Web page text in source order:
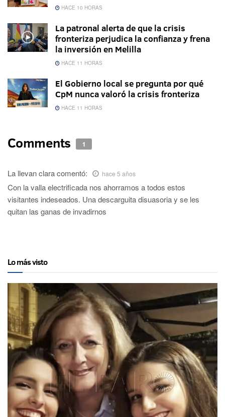
HACE 10 HORAS
La patronal alerta de que la crisis
fronteriza perjudica la confianza y frena
la inversión en Melilla
HACE 11 HORAS
El Gobierno local se pregunta por qué
CpM nunca valoró la crisis fronteriza
HACE 11 HORAS
Comments 1
La llevan claracomentó: hace 5 años
Con la valla electrificada nos ahorramos a todos estos
visitantes indeseados. Una descarguita disuasoria y se les
quitan las ganas de invadirnos
Lo más visto